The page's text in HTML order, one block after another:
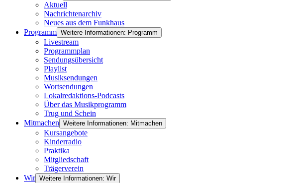
Aktuell
Nachrichtenarchiv
Neues aus dem Funkhaus
Programm Weitere Informationen: Programm
Livestream
Programmplan
Sendungsübersicht
Playlist
Musiksendungen
Wortsendungen
Lokalredaktions-Podcasts
Über das Musikprogramm
Trug und Schein
Mitmachen Weitere Informationen: Mitmachen
Kursangebote
Kinderradio
Praktika
Mitgliedschaft
Trägerverein
Wir Weitere Informationen: Wir